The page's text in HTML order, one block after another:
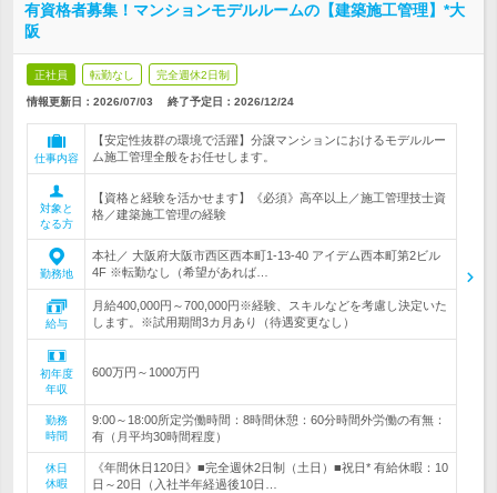
有資格者募集！マンションモデルルームの【建築施工管理】*大
阪
正社員 転勤なし 完全週休2日制
情報更新日：2026/07/03 終了予定日： 2026/12/24
仕事内容
【安定性抜群の環境で活躍】分譲マンションにおけるモデルルー
ム施工管理全般をお任せします。
対象と
なる方
【資格と経験を活かせます】《必須》高卒以上／施工管理技士資
格／建築施工管理の経験
勤務地
本社／ 大阪府大阪市西区西本町1-13-40 アイデム西本町第2ビル
4F ※転勤なし（希望があれば…
給与
月給400,000円～700,000円※経験、スキルなどを考慮し決定いた
します。※試用期間3カ月あり（待遇変更なし）
初年度
年収
600万円～1000万円
勤務
時間
9:00～18:00所定労働時間：8時間休憩：60分時間外労働の有無：
有（月平均30時間程度）
休日
休暇
《年間休日120日》■完全週休2日制（土日）■祝日* 有給休暇：10
日～20日（入社半年経過後10日…